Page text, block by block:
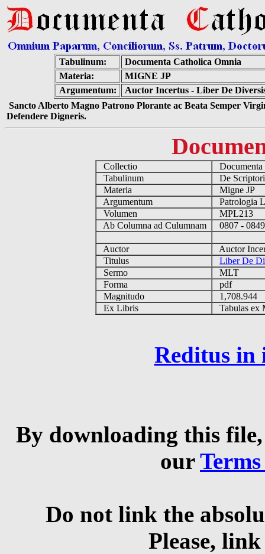
Tabulinum:
Documenta Catholica Omnia
Materia:
MIGNE JP
Argumentum:
Auctor Incertus - Liber De
Sancto Alberto Magno Patrono Plorante ac Beata Semper
Defendere Digneris.
Collectio
Tabulinum
De
Materia
Migne JP
Argumentum
Patrologia
Volumen
MPL213
Ab Columna ad Culumnam
0807 -
Auctor
Auctor
Titulus
Liber De
Sermo
MLT
Forma
pdf
Magnitudo
Ex Libris
Tabulas ex
Reditus in
By downloading this
our
Do not link the
Please,